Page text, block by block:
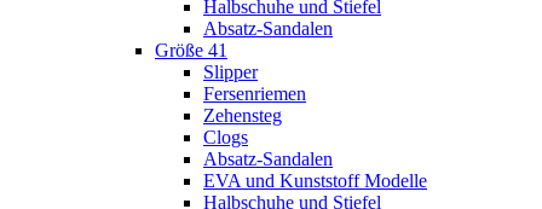
Halbschuhe und Stiefel
Absatz-Sandalen
Größe 41
Slipper
Fersenriemen
Zehensteg
Clogs
Absatz-Sandalen
EVA und Kunststoff Modelle
Halbschuhe und Stiefel